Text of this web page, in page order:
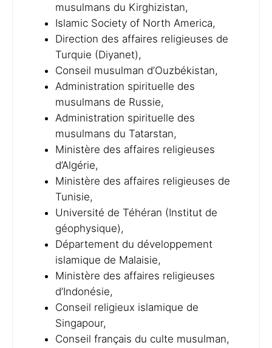
musulmans du Kirghizistan,
Islamic Society of North America,
Direction des affaires religieuses de
Turquie (Diyanet),
Conseil musulman d’Ouzbékistan,
Administration spirituelle des
musulmans de Russie,
Administration spirituelle des
musulmans du Tatarstan,
Ministère des affaires religieuses
d’Algérie,
Ministère des affaires religieuses de
Tunisie,
Université de Téhéran (Institut de
géophysique),
Département du développement
islamique de Malaisie,
Ministère des affaires religieuses
d’Indonésie,
Conseil religieux islamique de
Singapour,
Conseil français du culte musulman,